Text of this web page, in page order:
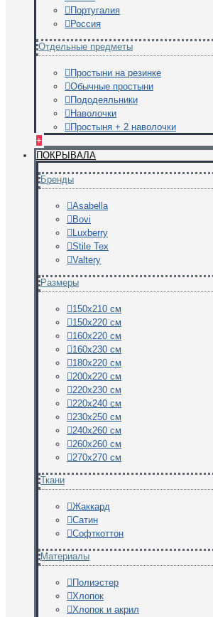
Португалия
Россия
Отдельные предметы
Простыни на резинке
Обычные простыни
Пододеяльники
Наволочки
Простыня + 2 наволочки
+
ПОКРЫВАЛА
Бренды
Asabella
Bovi
Luxberry
Stile Tex
Valtery
Размеры
150х210 см
150х220 см
160х220 см
160х230 см
180х220 см
200х220 см
220х230 см
220х240 см
230х250 см
240х260 см
260х260 см
270х270 см
Ткани
Жаккард
Сатин
Софткоттон
Материалы
Полиэстер
Хлопок
Хлопок и акрил